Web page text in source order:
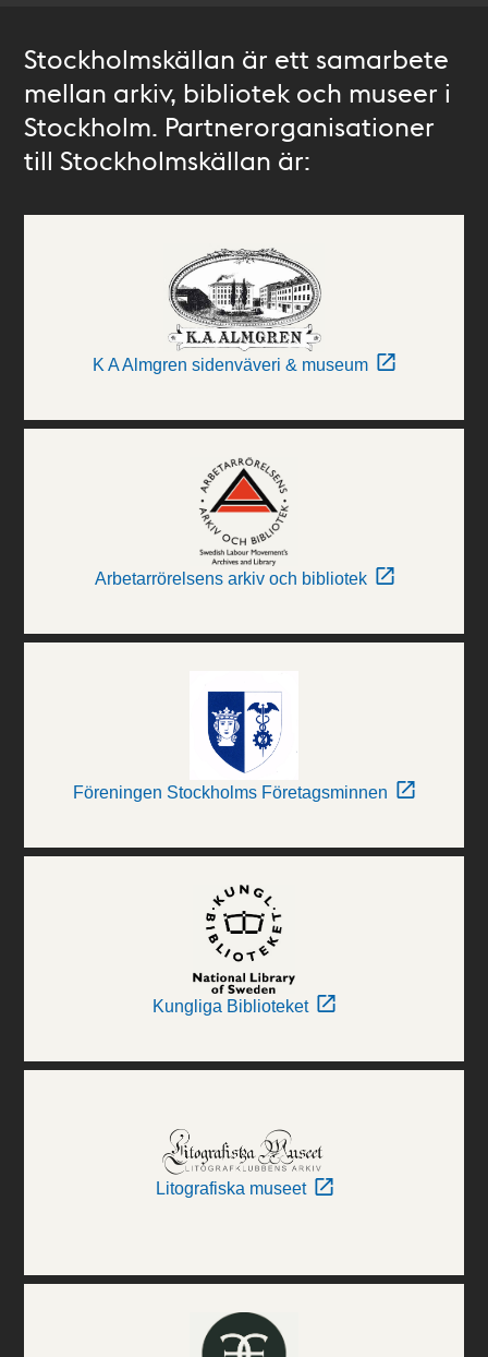
Stockholmskällan är ett samarbete
mellan arkiv, bibliotek och museer i
Stockholm. Partnerorganisationer
till Stockholmskällan är:
K A Almgren sidenväveri & museum
Arbetarrörelsens arkiv och bibliotek
Föreningen Stockholms Företagsminnen
Kungliga Biblioteket
Litografiska museet